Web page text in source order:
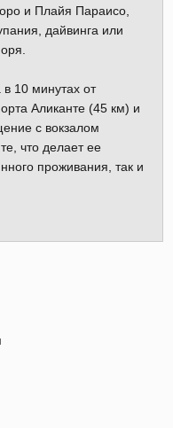
и Плайя Параисо,
дайвинга или
10 минутах от
Аликанте (45 км) и
с вокзалом
что делает ее
проживания, так и